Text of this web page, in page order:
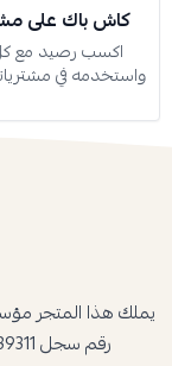
كاش باك على
اكسب رصيد مع
واستخدمه في
يملك هذا المتجر
رقم سجل 1010739311 موقع مواعين لجملة الاواني المنزلية